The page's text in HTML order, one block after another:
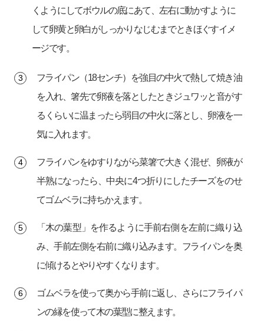
くようにしてボウルの底にあて、左右に動かすように
して卵黄と卵白がしっかりなじむまでときほぐすイメ
ージです。
フライパン（18センチ）を強目の中火で熱して焼き油
を入れ、箸先で卵液を落としたときジュワッと音がす
るくらいに温まったら弱目の中火に落とし、卵液を一
気に入れます。
フライパンをゆすりながら菜箸で大きく混ぜ、卵液が
半熟になったら、中央に4つ折りにしたチーズをのせ
てゴムベラに持ちかえます。
「木の葉型」を作るように手前右側を左前に織り込
み、手前左側を右前に織り込みます。フライパンを奥
に傾けるとやりやすくなります。
ゴムベラを使って奥から手前に返し、さらにフライパ
ンの縁を使って木の葉型に整えます。